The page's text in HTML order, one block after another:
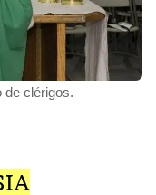
de clérigos.